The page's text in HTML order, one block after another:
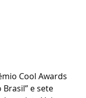
Cool Awards
e sete